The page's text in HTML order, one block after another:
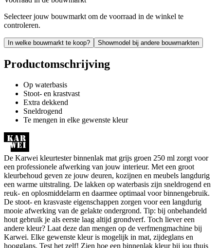
Selecteer jouw bouwmarkt om de voorraad in de winkel te
controleren.
In welke bouwmarkt te koop? Showmodel bij andere bouwmarkten
Productomschrijving
Op waterbasis
Stoot- en krastvast
Extra dekkend
Sneldrogend
Te mengen in elke gewenste kleur
De Karwei kleurtester binnenlak mat grijs groen 250 ml zorgt voor
een professionele afwerking van jouw interieur. Met een groot
kleurbehoud geven ze jouw deuren, kozijnen en meubels langdurig
een warme uitstraling. De lakken op waterbasis zijn sneldrogend en
reuk- en oplosmiddelarm en daarmee optimaal voor binnengebruik.
De stoot- en krasvaste eigenschappen zorgen voor een langdurig
mooie afwerking van de gelakte ondergrond. Tip: bij onbehandeld
hout gebruik je als eerste laag altijd grondverf. Toch liever een
andere kleur? Laat deze dan mengen op de verfmengmachine bij
Karwei. Elke gewenste kleur is mogelijk in mat, zijdeglans en
hoogglans. Test het zelf! Zien hoe een binnenlak kleur bij jou thuis